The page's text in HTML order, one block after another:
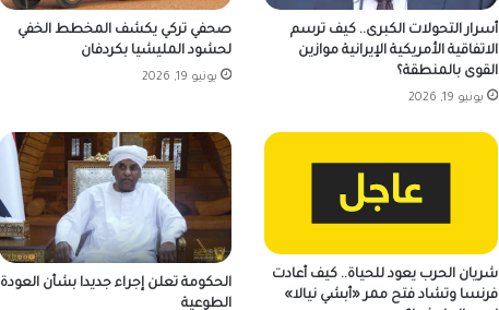
أسرار التحولات الكبرى.. كيف ترسم
الاتفاقية الأمريكية الإيرانية موازين
القوى بالمنطقة؟
يونيو 19, 2026
صحفي تركي يكشف المخطط الخفي
لحشود المليشيا بكردفان
يونيو 19, 2026
شريان الحرب يعود للحياة.. كيف أعادت
فرنسا وتشاد فتح ممر «أبشي نيالا»
الحكومة تعلن إجراء جديدا بشأن العودة
الطوعية